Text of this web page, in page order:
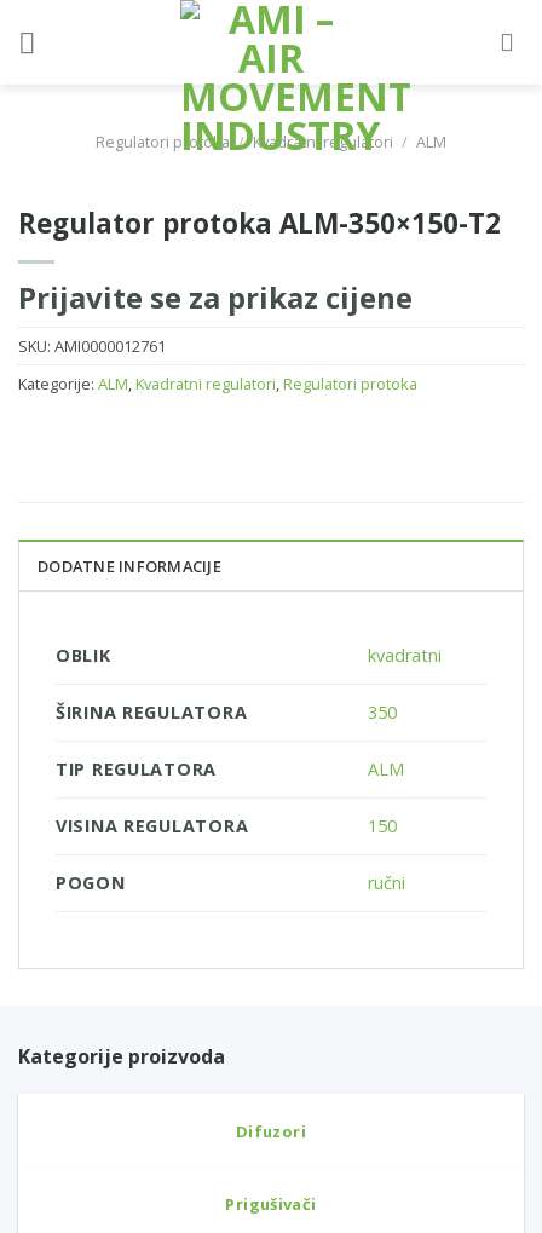
Regulatori protoka / Kvadratni regulatori / ALM
Regulator protoka ALM-350×150-T2
Prijavite se za prikaz cijene
SKU: AMI0000012761
Kategorije: ALM, Kvadratni regulatori, Regulatori protoka
DODATNE INFORMACIJE
OBLIK kvadratni
ŠIRINA REGULATORA 350
TIP REGULATORA ALM
VISINA REGULATORA 150
POGON ručni
Kategorije proizvoda
Difuzori
Prigušivači